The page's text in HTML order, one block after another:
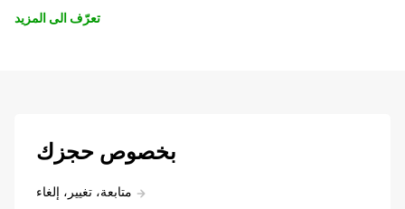
تعرّف الى المزيد
بخصوص حجزك
متابعة، تغيير، إلغاء